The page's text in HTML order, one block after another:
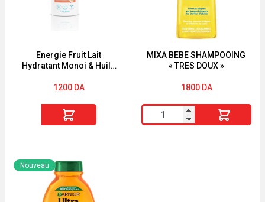
Parfum
Élégant
Intense
Energie Fruit Lait
Hydratant Monoi & Huile
Silicone 300ml
1200 DA
Fruit
Lait
Hydratant
MIXA BEBE SHAMPOOING
« TRES DOUX »
1800 DA
quantité
de
Nouveau